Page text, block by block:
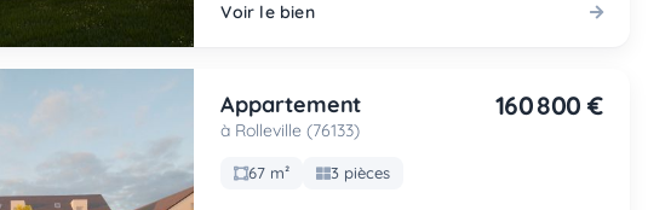
Voir le bien
Appartement
à Rolleville (76133)
160 800 €
67 m² 3 pièces